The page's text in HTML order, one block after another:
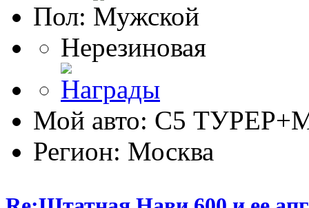
Пол:
Нерезиновая
Мой авто: С5
Регион: Москва